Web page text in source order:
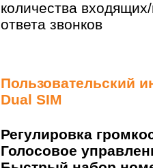
количества
ответа звонков
Пользовательский
Dual SIM
Регулировка
Голосовое